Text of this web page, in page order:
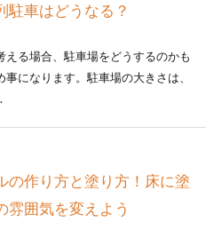
駐車はどうなる？
える場合、駐車場をどうするのかも
事になります。駐車場の大きさは、
の作り方と塗り方！床に塗
雰囲気を変えよう